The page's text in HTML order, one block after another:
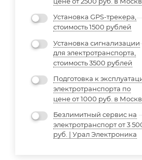
Установка GPS-трекера,
стоимость 1500 рублей
Установка сигнализации
для электротранспорта,
стоимость 3500 рублей
Подготовка к
электротранспорта по
цене от 1000 руб. в
Безлимитный сервис на
электротранспорт от 3
руб. | Урал Электроника